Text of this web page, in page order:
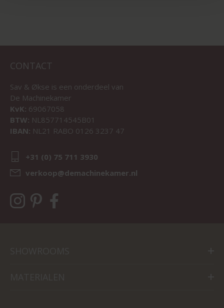
CONTACT
Sav & Økse is een onderdeel van
De Machinekamer
KvK: 69067058
BTW: NL857714545B01
IBAN: NL21 RABO 0126 3237 47
+31 (0) 75 711 3930
verkoop@demachinekamer.nl